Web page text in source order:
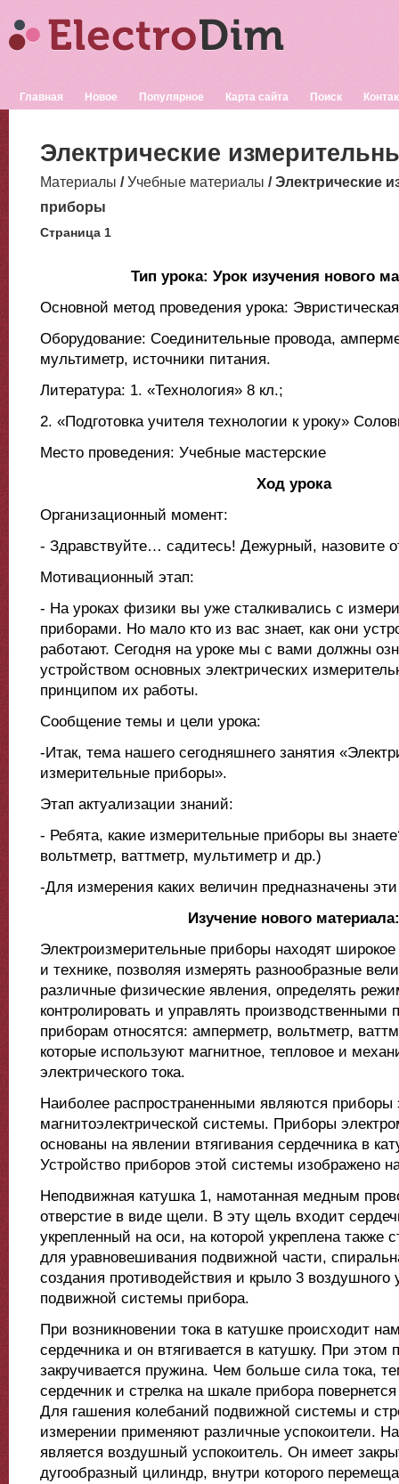
Главная Новое Популярное Карта сайта Поиск
Электрические
Материалы /Учебные материалы / Электрические
приборы
Страница 1
Тип урока: Урок изучения нового
Основной метод проведения урока:
Оборудование: Соединительные провода,
мультиметр, источники питания.
Литература: 1. «Технология» 8 кл.;
2. «Подготовка учителя технологии к уроку»
Место проведения: Учебные мастерские
Ход урока
Организационный момент:
- Здравствуйте… садитесь! Дежурный, назовите
Мотивационный этап:
- На уроках физики вы уже сталкивались с
приборами. Но мало кто из вас знает, как они
работают. Сегодня на уроке мы с вами должны
устройством основных электрических
принципом их работы.
Сообщение темы и цели урока:
-Итак, тема нашего сегодняшнего занятия
измерительные приборы».
Этап актуализации знаний:
- Ребята, какие измерительные приборы вы
вольтметр, ваттметр, мультиметр и др.)
-Для измерения каких величин предназначены
Изучение нового материала:
Электроизмерительные приборы находят
и технике, позволяя измерять разнообразные
различные физические явления, определять
контролировать и управлять производственными
приборам относятся: амперметр, вольтметр,
которые используют магнитное, тепловое и
электрического тока.
Наиболее распространенными являются приборы
магнитоэлектрической системы. Приборы
основаны на явлении втягивания сердечника в
Устройство приборов этой системы изображено
Неподвижная катушка 1, намотанная медным
отверстие в виде щели. В эту щель входит
укрепленный на оси, на которой укреплена также
для уравновешивания подвижной части,
создания противодействия и крыло 3 воздушного
подвижной системы прибора.
При возникновении тока в катушке происходит
сердечника и он втягивается в катушку. При этом
закручивается пружина. Чем больше сила тока,
сердечник и стрелка на шкале прибора
Для гашения колебаний подвижной системы и
измерении применяют различные успокоители.
является воздушный успокоитель. Он имеет
дугообразный цилиндр, внутри которого